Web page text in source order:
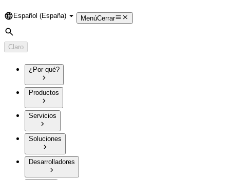
Language
Español (España) MenúCerrar
Búsqueda
Claro
¿Por qué?
Productos
Servicios
Soluciones
Desarrolladores